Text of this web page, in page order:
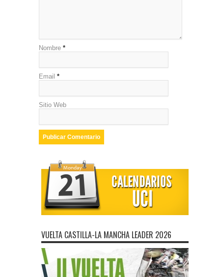
Nombre *
Email *
Sitio Web
VUELTA CASTILLA-LA MANCHA LEADER 2026